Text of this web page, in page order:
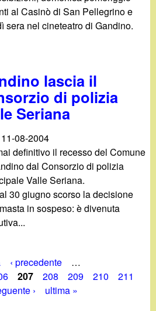
al Casinò di San Pellegrino e
sera nel cineteatro di Gandino.
lascia il
di polizia
Seriana
11-08-2004
definitivo il recesso del Comune
dal Consorzio di polizia
Valle Seriana.
30 giugno scorso la decisione
in sospeso: è divenuta
‹ precedente
…
207 208 209 210
211
› ultima »